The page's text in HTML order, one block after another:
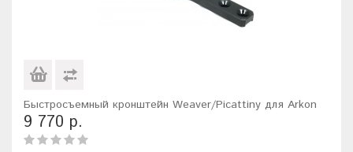
Быстросъемный кронштейн Weaver/Picattiny для Arkon
9 770 р.